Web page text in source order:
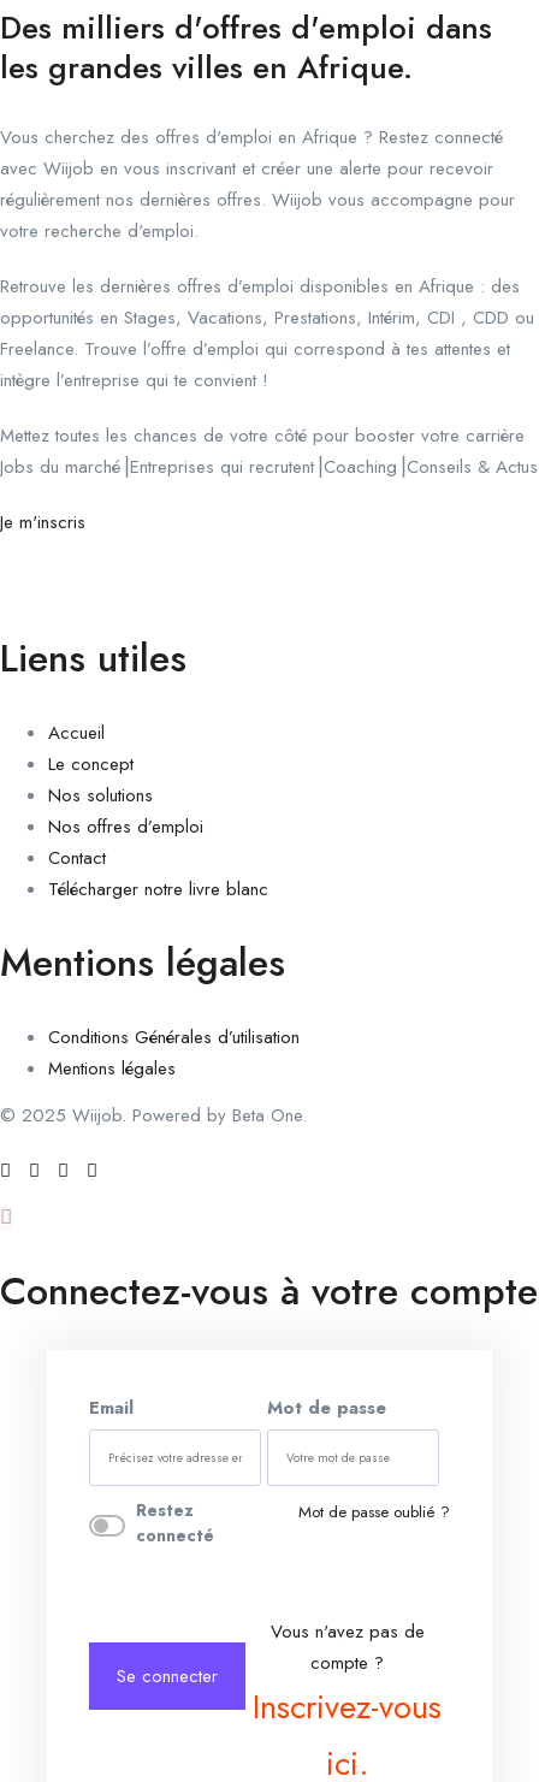
Des milliers d'offres d'emploi dans
les grandes villes en Afrique.
Vous cherchez des offres d'emploi en Afrique ? Restez connecté
avec Wiijob en vous inscrivant et créer une alerte pour recevoir
régulièrement nos dernières offres. Wiijob vous accompagne pour
votre recherche d'emploi.
Retrouve les dernières offres d’emploi disponibles en Afrique : des
opportunités en Stages, Vacations, Prestations, Intérim, CDI , CDD ou
Freelance. Trouve l’offre d’emploi qui correspond à tes attentes et
intègre l’entreprise qui te convient !
Mettez toutes les chances de votre côté pour booster votre carrière
Jobs du marché⎟Entreprises qui recrutent⎟Coaching⎟Conseils & Actus
Je m'inscris
Liens utiles
Accueil
Le concept
Nos solutions
Nos offres d’emploi
Contact
Télécharger notre livre blanc
Mentions légales
Conditions Générales d’utilisation
Mentions légales
© 2025 Wiijob. Powered by Beta One.
Connectez-vous à votre compte
Email Mot de passe
Restez
connecté
Mot de passe oublié ?
Se connecter
Vous n'avez pas de
compte ?
Inscrivez-vous
ici.